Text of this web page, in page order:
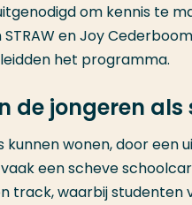
om kennis te
en Joy
het programma.
de jongeren
kunnen wonen, door een
een scheve
track, waarbij